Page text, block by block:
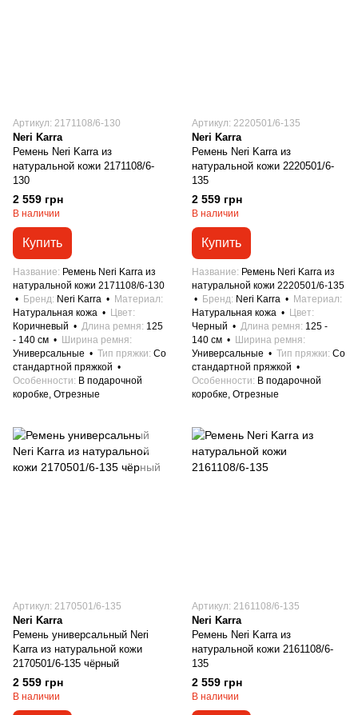
Артикул: 2171108/6-130
Neri Karra
Ремень Neri Karra из
натуральной кожи 2171108/6-
130
2 559 грн
В наличии
Купить
Название
Ремень Neri Karra из
натуральной кожи 2171108/6-130
Бренд Neri Karra
Материал
Натуральная кожа
Цвет
Коричневый
Длина ремня 125
- 140 см
Ширина ремня
Универсальные
Тип пряжки Со
стандартной пряжкой
Особенности
В подарочной
коробке, Отрезные
Артикул: 2220501/6-135
Neri Karra
Ремень Neri Karra из
натуральной кожи 2220501/6-
135
2 559 грн
В наличии
Купить
Название
Ремень Neri Karra из
натуральной кожи 2220501/6-135
Бренд Neri Karra
Материал
Натуральная кожа
Цвет
Черный
Длина ремня 125 -
140 см
Ширина ремня
Универсальные
Тип пряжки Со
стандартной пряжкой
Особенности
В подарочной
коробке, Отрезные
Артикул: 2170501/6-135
Neri Karra
Ремень универсальный Neri
Karra из натуральной кожи
2170501/6-135 чёрный
2 559 грн
В наличии
Артикул: 2161108/6-135
Neri Karra
Ремень Neri Karra из
натуральной кожи 2161108/6-
135
2 559 грн
В наличии